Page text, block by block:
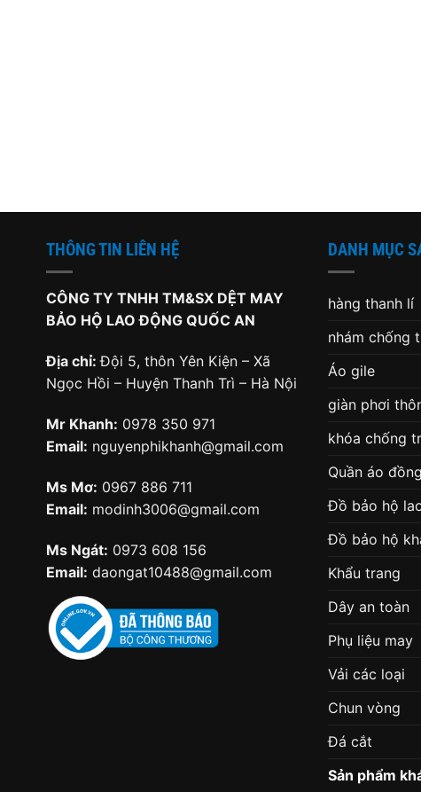
THÔNG TIN LIÊN HỆ
CÔNG TY TNHH TM&SX DỆT MAY
BẢO HỘ LAO ĐỘNG QUỐC AN
Địa chỉ:Đội 5, thôn Yên Kiện – Xã
Ngọc Hồi – Huyện Thanh Trì – Hà Nội
Mr Khanh: 0978 350 971
Email: nguyenphikhanh@gmail.com
Ms Mơ: 0967 886 711
Email: modinh3006@gmail.com
Ms Ngát: 0973 608 156
Email: daongat10488@gmail.com
DANH MỤC
hàng thanh lí
nhám chống
Áo gile
giàn phơi
khóa chống
Quần áo
Đồ bảo hộ
Đồ bảo hộ
Khẩu trang
Dây an toàn
Phụ liệu may
Vải các loại
Chun vòng
Đá cắt
Sản phẩm